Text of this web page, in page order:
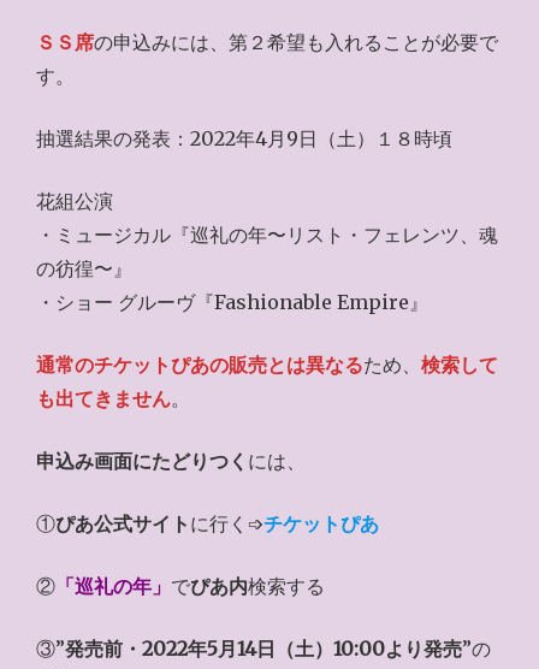
ＳＳ席の申込みには、第２希望も入れることが必要で
す。
抽選結果の発表：2022年4月9日（土）１８時頃
花組公演
・ミュージカル『巡礼の年〜リスト・フェレンツ、魂
の彷徨〜』
・ショー グルーヴ『Fashionable Empire』
通常のチケットぴあの販売とは異なるため、 検索して
も出てきません。
申込み画面にたどりつく には、
①ぴあ公式サイト に行く➩チケットぴあ
② 「巡礼の年」 でぴあ内検索する
③”発売前・2022年5月14日（土）10:00より発売”の